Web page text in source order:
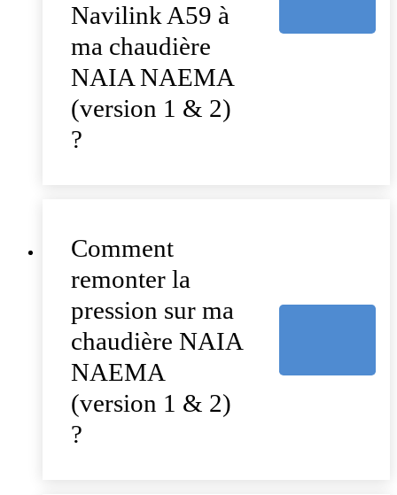
Navilink A59 à
ma chaudière
NAIA NAEMA
(version 1 & 2)
?
Comment
remonter la
pression sur ma
chaudière NAIA
NAEMA
(version 1 & 2)
?